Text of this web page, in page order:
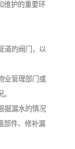
维护的重要环
道的阀门，以
业管理部门或
据漏水的情况
部件、修补漏